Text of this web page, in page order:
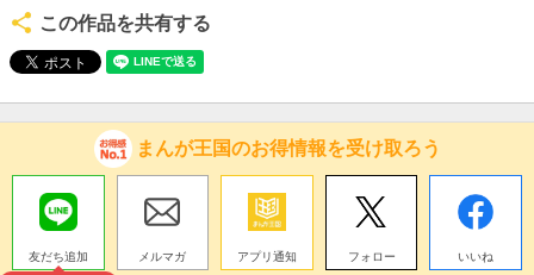
この作品を共有する
まんが王国のお得情報を受け取ろう
友だち追加
メルマガ アプリ通知 フォロー いいね